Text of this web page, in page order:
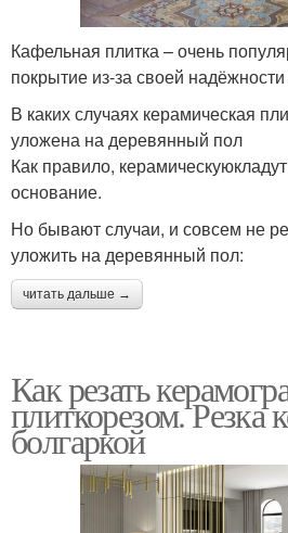
Кафельная плитка – очень
покрытие из-за своей
В каких случаях керамическая
уложена на деревянный пол
Как правило,
основание.
Но бывают случаи, и совсем не
уложить на деревянный пол:
читать дальше →
Как резать
плиткорезом. Резка
болгаркой